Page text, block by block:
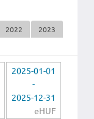
2022
2023
2025-01-01
-
2025-12-31
eHUF